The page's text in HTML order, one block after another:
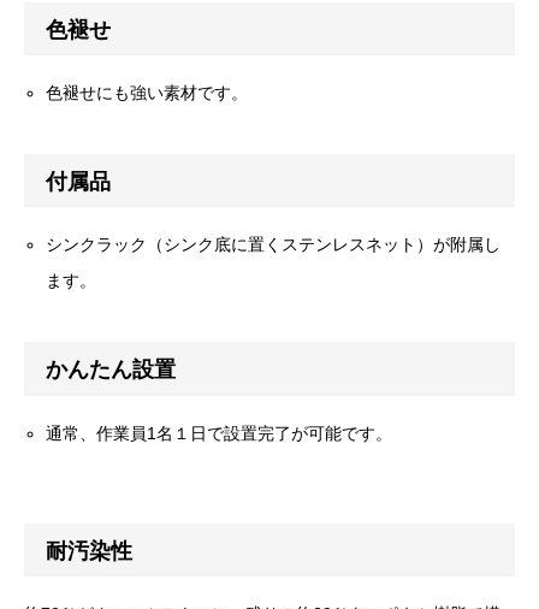
色褪せ
色褪せにも強い素材です。
付属品
シンクラック（シンク底に置くステンレスネット）が附属し
ます。
かんたん設置
通常、作業員1名１日で設置完了が可能です。
耐汚染性